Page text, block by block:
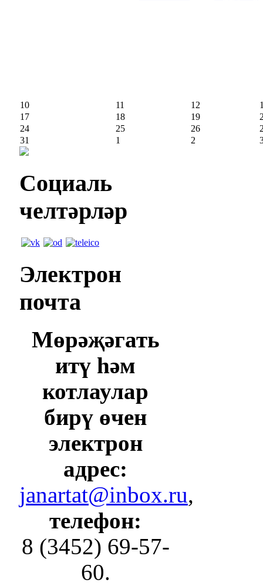
10 11 12
17
18 19
24
25 26
31
1 2
Социаль
челтәрләр
Электрон
почта
Мөрәҗәгать
итү һәм
котлаулар
бирү өчен
электрон
адрес:
janartat@inbox.ru,
телефон:
8 (3452) 69-57-
60.